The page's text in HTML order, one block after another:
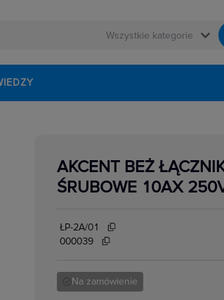

AKCENT BEŻ
ŚRUBOWE 10AX
ŁP-2A/01
000039
Na zamówienie